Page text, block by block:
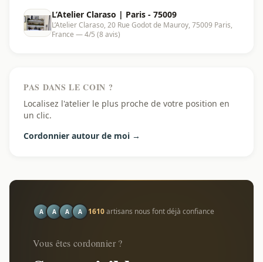
L’Atelier Claraso | Paris - 75009
L’Atelier Claraso, 20 Rue Godot de Mauroy, 75009 Paris,
France — 4/5 (8 avis)
PAS DANS LE COIN ?
Localisez l'atelier le plus proche de votre position en
un clic.
Cordonnier autour de moi →
A A A A 1610artisans nous font déjà confiance
Vous êtes cordonnier ?